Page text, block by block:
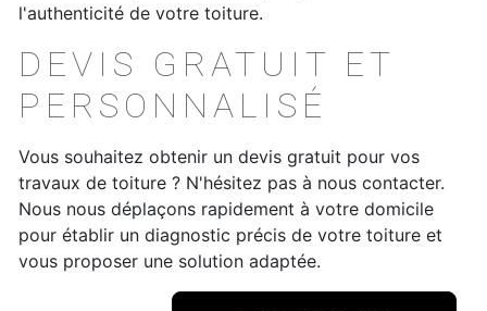
l'authenticité de votre toiture.
DEVIS GRATUIT ET
PERSONNALISÉ
Vous souhaitez obtenir un devis gratuit pour vos
travaux de toiture ? N'hésitez pas à nous contacter.
Nous nous déplaçons rapidement à votre domicile
pour établir un diagnostic précis de votre toiture et
vous proposer une solution adaptée.